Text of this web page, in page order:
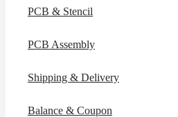
PCB & Stencil
PCB Assembly
Shipping & Delivery
Balance & Coupon